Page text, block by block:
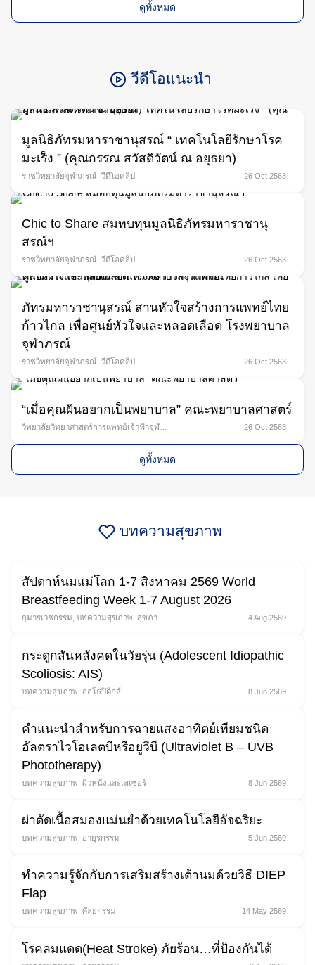
ดูทั้งหมด
วีดีโอแนะนำ
มูลนิธิภัทรมหาราชานุสรณ์ “ เทคโนโลยีรักษาโรค
มะเร็ง ” (คุณกรรณ สวัสดิวัตน์ ณ อยุธยา)
ราชวิทยาลัยจุฬาภรณ์ วีดีโอคลิป 26 Oct 2563
Chic to Share สมทบทุนมูลนิธิภัทรมหาราชานุ
สรณ์ฯ
ราชวิทยาลัยจุฬาภรณ์ วีดีโอคลิป 26 Oct 2563
ภัทรมหาราชานุสรณ์ สานหัวใจสร้างการแพทย์ไทย
ก้าวไกล เพื่อศูนย์หัวใจและหลอดเลือด โรงพยาบาล
จุฬาภรณ์
ราชวิทยาลัยจุฬาภรณ์ วีดีโอคลิป 26 Oct 2563
“เมื่อคุณฝันอยากเป็นพยาบาล” คณะพยาบาลศาสตร์
วิทยาลัยวิทยาศาสตร์การแพทย์เจ้าฟ้าจุฬา
26 Oct 2563
ดูทั้งหมด
บทความสุขภาพ
สัปดาห์นมแม่โลก 1-7 สิงหาคม 2569 World
Breastfeeding Week 1-7 August 2026
กุมารเวชกรรม บทความสุขภาพ
สุขภาพ
4 Aug 2569
กระดูกสันหลังคดในวัยรุ่น (Adolescent Idiopathic
Scoliosis: AIS)
บทความสุขภาพ ออโธปิดิกส์ 8 Jun 2569
คำแนะนำสำหรับการฉายแสงอาทิตย์เทียมชนิด
อัลตราไวโอเลตบีหรือยูวีบี (Ultraviolet B – UVB
Phototherapy)
บทความสุขภาพ ผิวหนังและเลเซอร์ 8 Jun 2569
ผ่าตัดเนื้อสมองแม่นยำด้วยเทคโนโลยีอัจฉริยะ
บทความสุขภาพ อายุรกรรม 5 Jun 2569
ทำความรู้จักกับการเสริมสร้างเต้านมด้วยวิธี DIEP
Flap
บทความสุขภาพ, ศัลยกรรม 14 May 2569
โรคลมแดด(Heat Stroke) ภัยร้อน…ที่ป้องกันได้